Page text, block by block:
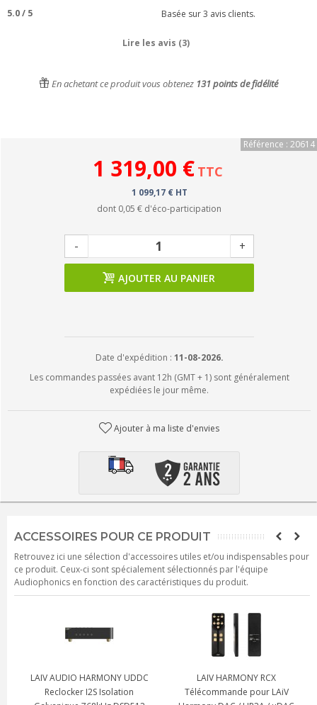
5.0/ 5 Basée sur3 avis clients.
Lire les avis (3)
En achetant ce produit vous obtenez 131 points de fidélité
Référence : 20614
1 319,00 € TTC
1 099,17 € HT
dont 0,05 € d'éco-participation
- +
AJOUTER AU PANIER
Date d'expédition : 11-08-2026.
Les commandes passées avant 12h (GMT + 1) sont généralement
expédiées le jour même.
Ajouter à ma liste d'envies
ACCESSOIRES POUR CE PRODUIT
Retrouvez ici une sélection d'accessoires utiles et/ou indispensables pour
ce produit. Ceux-ci sont spécialement sélectionnés par l'équipe
Audiophonics en fonction des caractéristiques du produit.
LAIV AUDIO HARMONY UDDC
Reclocker I2S Isolation
LAIV HARMONY RCX
Télécommande pour LAiV